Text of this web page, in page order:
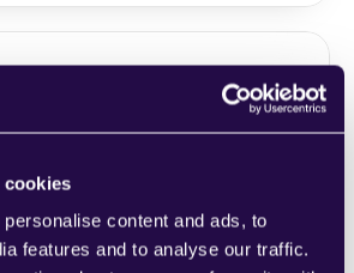
cookies
content and ads, to
features and to analyse our traffic.
um Seiten einfach
die den
Ihres wachsenden